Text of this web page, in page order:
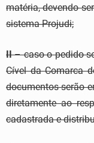
matéria, devendo
sistema Projudi;
II– caso o pedido
Cível da Comarca
documentos serão
diretamente ao
cadastrada e